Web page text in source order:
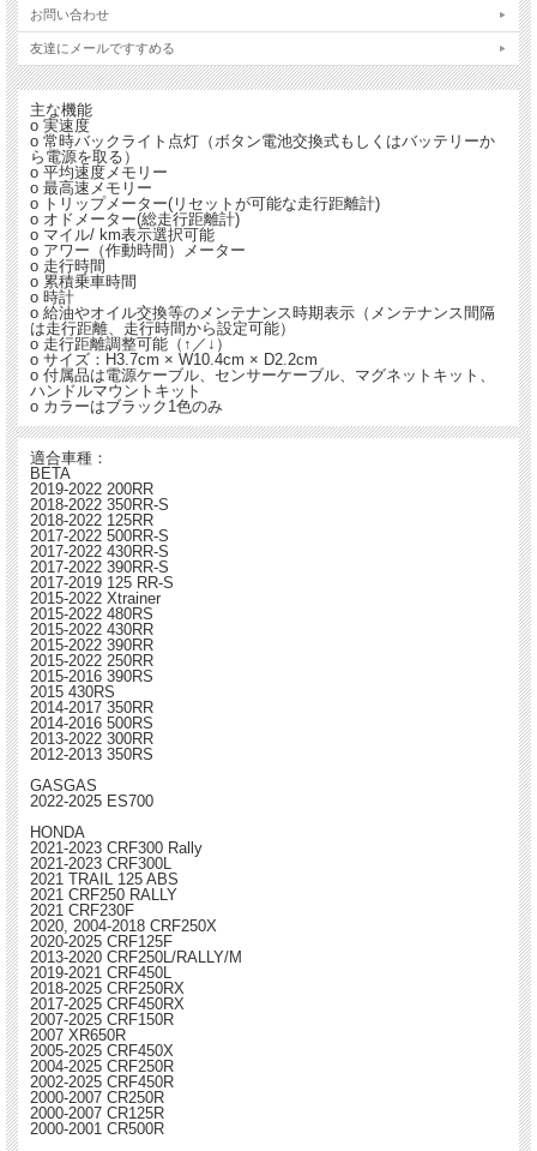
お問い合わせ
友達にメールですすめる
主な機能
o 実速度
o 常時バックライト点灯（ボタン電池交換式もしくはバッテリーか
ら電源を取る）
o 平均速度メモリー
o 最高速メモリー
o トリップメーター(リセットが可能な走行距離計)
o オドメーター(総走行距離計)
o マイル/ km表示選択可能
o アワー（作動時間）メーター
o 走行時間
o 累積乗車時間
o 時計
o 給油やオイル交換等のメンテナンス時期表示（メンテナンス間隔
は走行距離、走行時間から設定可能）
o 走行距離調整可能（↑／↓）
o サイズ：H3.7cm × W10.4cm × D2.2cm
o 付属品は電源ケーブル、センサーケーブル、マグネットキット、
ハンドルマウントキット
o カラーはブラック1色のみ
適合車種：
BETA
2019-2022 200RR
2018-2022 350RR-S
2018-2022 125RR
2017-2022 500RR-S
2017-2022 430RR-S
2017-2022 390RR-S
2017-2019 125 RR-S
2015-2022 Xtrainer
2015-2022 480RS
2015-2022 430RR
2015-2022 390RR
2015-2022 250RR
2015-2016 390RS
2015 430RS
2014-2017 350RR
2014-2016 500RS
2013-2022 300RR
2012-2013 350RS
GASGAS
2022-2025 ES700
HONDA
2021-2023 CRF300 Rally
2021-2023 CRF300L
2021 TRAIL 125 ABS
2021 CRF250 RALLY
2021 CRF230F
2020, 2004-2018 CRF250X
2020-2025 CRF125F
2013-2020 CRF250L/RALLY/M
2019-2021 CRF450L
2018-2025 CRF250RX
2017-2025 CRF450RX
2007-2025 CRF150R
2007 XR650R
2005-2025 CRF450X
2004-2025 CRF250R
2002-2025 CRF450R
2000-2007 CR250R
2000-2007 CR125R
2000-2001 CR500R